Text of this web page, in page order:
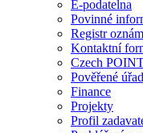
E-podatelna
Povinné
Registr
Kontaktní
Czech
Pověřené
Finance
Projekty
Profil